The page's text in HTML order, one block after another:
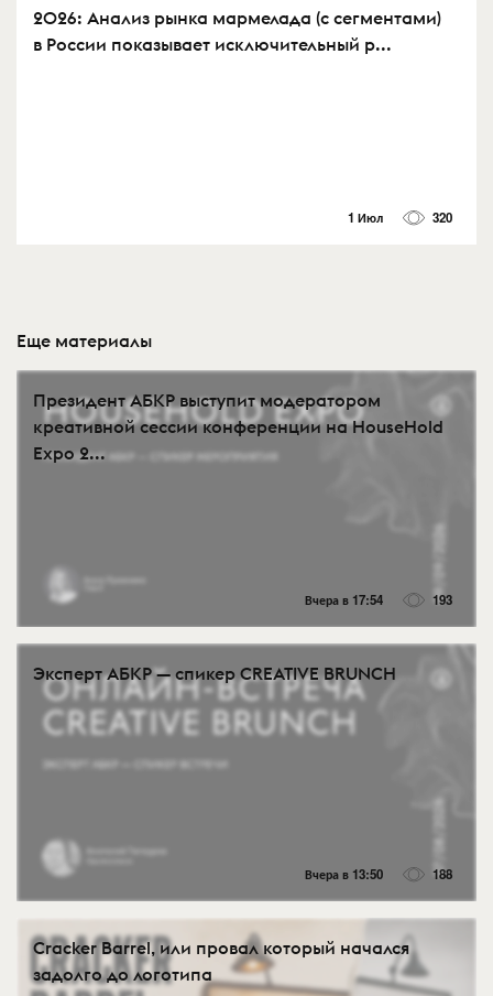
2026: Анализ рынка мармелада (с сегментами)
в России показывает исключительный р...
1 Июл 320
Еще материалы
Президент АБКР выступит модератором
креативной сессии конференции на HouseHold
Expo 2...
Вчера в 17:54 193
Эксперт АБКР — спикер CREATIVE BRUNCH
Вчера в 13:50 188
Cracker Barrel, или провал который начался
задолго до логотипа